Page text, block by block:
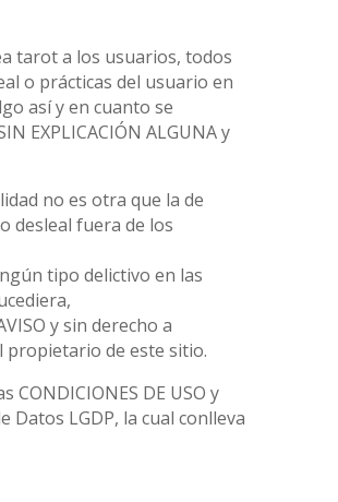
tarot a los usuarios, todos
o prácticas del usuario en
así y en cuanto se
EXPLICACIÓN ALGUNA y
no es otra que la de
desleal fuera de los
tipo delictivo en las
y sin derecho a
propietario de este sitio.
DE USO y
Datos LGDP, la cual conlleva